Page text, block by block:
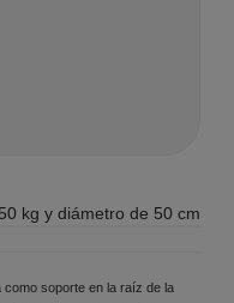
kg y diámetro de 50 cm
como soporte en la raíz de la